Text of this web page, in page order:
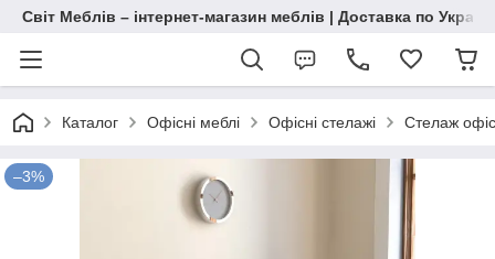
Світ Меблів – інтернет-магазин меблів | Доставка по
Каталог Офісні меблі Офісні стелажі Стелаж
–3%